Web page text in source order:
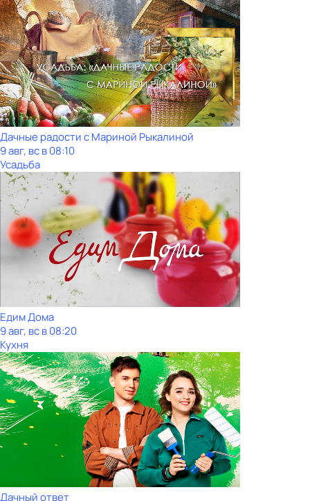
Дачные радости с Мариной Рыкалиной
9 авг, вс в 08:10
Усадьба
Едим Дома
9 авг, вс в 08:20
Кухня
Дачный ответ